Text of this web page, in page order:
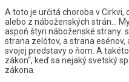
A toto je určitá choroba v Cirkvi,
alebo z náboženských strán…
aspoň štyri náboženské strany:
strana zelótov, a strana
svojej predstavy o ňom. A
zákon“, keď sa nejaký svetský
zákona.